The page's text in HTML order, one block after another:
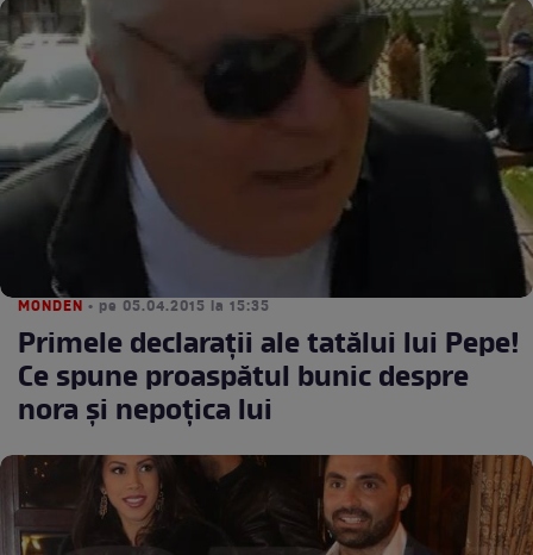
MONDEN • pe 05.04.2015 la 15:35
Primele declaraţii ale tatălui lui Pepe!
Ce spune proaspătul bunic despre
nora şi nepoţica lui